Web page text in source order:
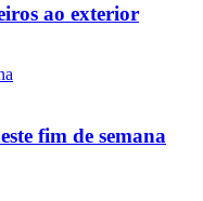
ao exterior
fim de semana